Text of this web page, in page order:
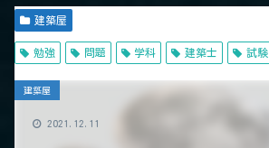
建築屋
勉強 問題 学科 建築士 試験
建築屋
2021.12.11